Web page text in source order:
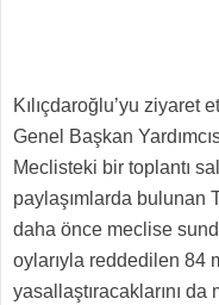
Kılıçdaroğlu’yu ziyaret
Genel Başkan
Meclisteki bir toplantı
paylaşımlarda bulunan
daha önce meclise
oylarıyla reddedilen 84
yasallaştıracaklarını